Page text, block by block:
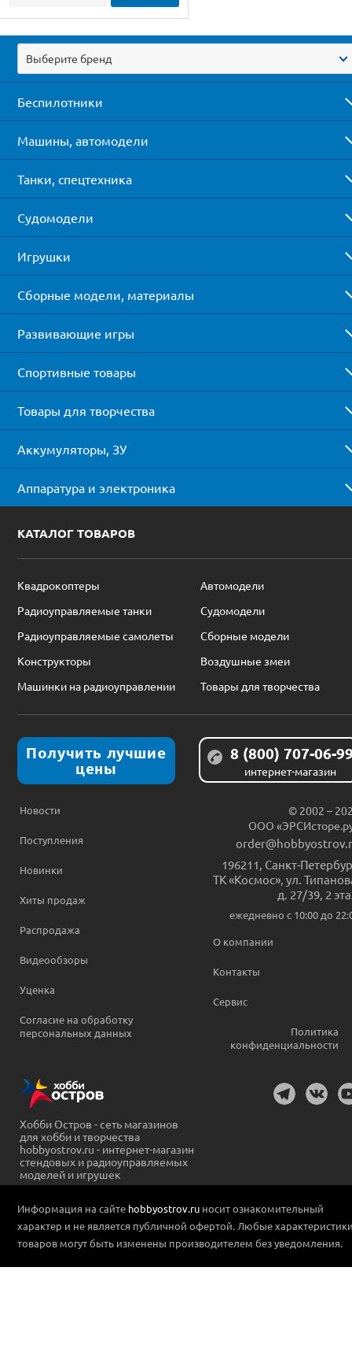
Выберите бренд
Беспилотники
Машины, автомодели
Танки, спецтехника
Судомодели
Игрушки
Сборные модели, материалы
Развивающие игры
Спортивные товары
Товары для творчества
Аккумуляторы, ЗУ
Аппаратура и электроника
КАТАЛОГ ТОВАРОВ
Квадрокоптеры
Автомодели
Радиоуправляемые танки
Судомодели
Радиоуправляемые самолеты
Сборные модели
Конструкторы
Воздушные змеи
Машинки на радиоуправлении
Товары для творчества
Получить лучшие
цены
8 (800) 707-06-
интернет-магазин
Новости
Поступления
Новинки
Хиты продаж
Распродажа
Видеообзоры
Уценка
Согласие на обработку
персональных данных
© 2002 –
ООО
196211 Санкт-
ТК «Космос», ул.
д. 27/39, 2
ежедневно c 10:00 до
О компании
Контакты
Сервис
Политика
конфиденциальности
Хобби Остров - сеть магазинов
для хобби и творчества
hobbyostrov.ru - интернет-магазин
стендовых и радиоуправляемых
моделей и игрушек
Информация на сайте hobbyostrov.ru носит ознакомительный
характер и не является публичной офертой. Любые
товаров могут быть изменены производителем без уведомления.